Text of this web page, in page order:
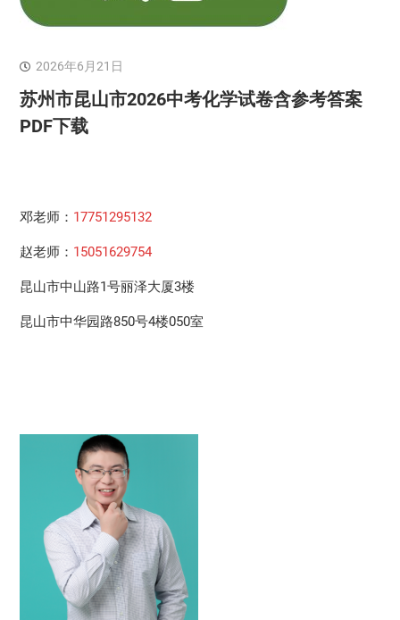
2026年6月21日
苏州市昆山市2026中考化学试卷含参考答案
PDF下载
邓老师： 17751295132
赵老师： 15051629754
昆山市中山路1号丽泽大厦3楼
昆山市中华园路850号4楼050室